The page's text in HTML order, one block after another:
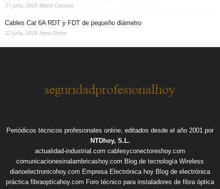
31 julio, 2026 Maria Camara
Cables Cat 6A RDT y FDT de pequeño diámetro
22 julio, 2026 Irene Onate
Periódicos técnicos profesionales online, editados desde el año 2001 por
NTDhoy, S.L.
actualidad-industrial.com cablesyconectoreshoy.com
comunicacionesinalambricashoy.com Blog de tecnología Wireless
diarioelectronicohoy.com Empresa Electrónica hoy Blog de electrónica
práctica fibraopticahoy.com Foro técnico para instaladores de fibra óptica